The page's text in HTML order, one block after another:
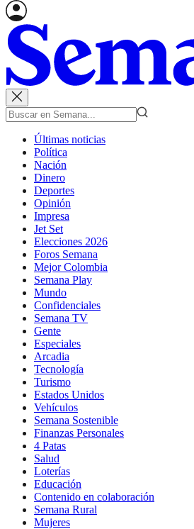
Últimas noticias
Política
Nación
Dinero
Deportes
Opinión
Impresa
Jet Set
Elecciones 2026
Foros Semana
Mejor Colombia
Semana Play
Mundo
Confidenciales
Semana TV
Gente
Especiales
Arcadia
Tecnología
Turismo
Estados Unidos
Vehículos
Semana Sostenible
Finanzas Personales
4 Patas
Salud
Loterías
Educación
Contenido en colaboración
Semana Rural
Mujeres